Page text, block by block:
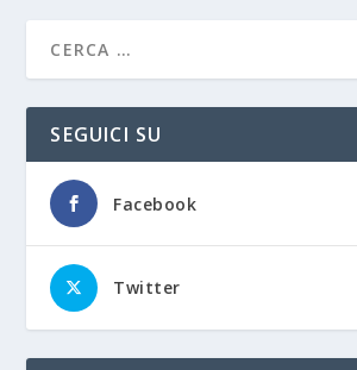
SEGUICI SU
Facebook
Twitter